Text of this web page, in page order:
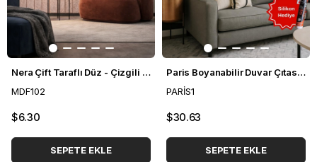
Nera Çift Taraflı Düz - Çizgili MDF Duvar Paneli 40*90cm
MDF102
$6.30
SEPETE EKLE
Paris Boyanabilir Duvar Çıtası Paketi
PARİS1
$30.63
SEPETE EKLE